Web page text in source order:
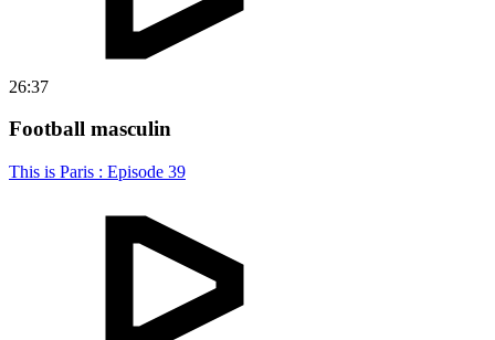
26:37
Football masculin
This is Paris : Episode 39